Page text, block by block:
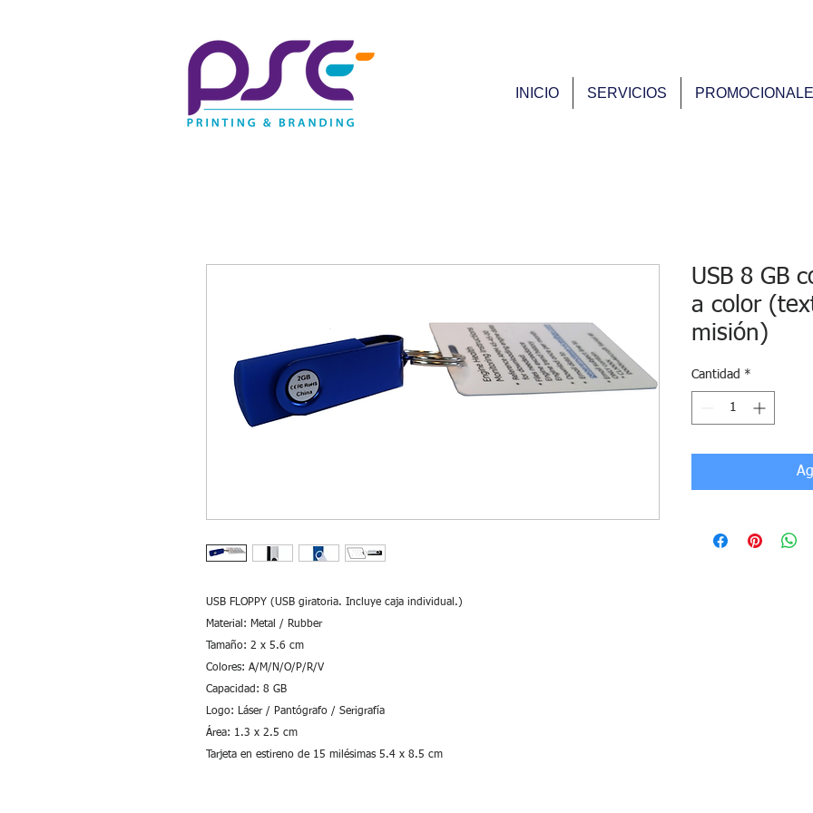
INICIO SERVICIOS
USB FLOPPY (USB giratoria. Incluye caja individual.)
Material: Metal / Rubber
Tamaño: 2 x 5.6 cm
Colores: A/M/N/O/P/R/V
Capacidad: 8 GB
Logo: Láser / Pantógrafo / Serigrafía
Área: 1.3 x 2.5 cm
Tarjeta en estireno de 15 milésimas 5.4 x 8.5 cm
USB 8 GB
a color
misión)
Cantidad *